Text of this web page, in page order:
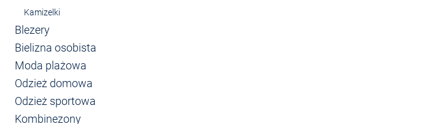
Kamizelki
Blezery
Bielizna osobista
Moda plażowa
Odzież domowa
Odzież sportowa
Kombinezony